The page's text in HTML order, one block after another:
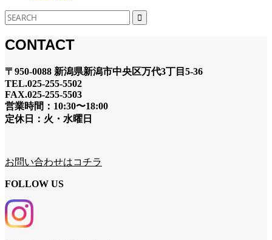
CONTACT
〒950-0088 新潟県新潟市中央区万代3丁目5-36
TEL.025-255-5502
FAX.025-255-5503
営業時間：10:30〜18:00
定休日：火・水曜日
お問い合わせはコチラ
FOLLOW US